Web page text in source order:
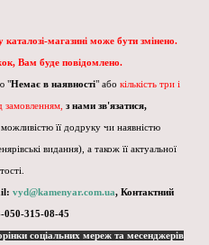
магазині може бути змінено.
Вам буде повідомлено.
"Немає в наявності" або кількість три і
з нами зв'язатися,
, можливістю її додруку чи наявністю
видання), а також її актуальної
vyd@kamenyar.com.ua, Контактний
050-315-08-45
соціальних мереж та месенджерів